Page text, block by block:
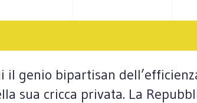
genio bipartisan
sua cricca privata. La